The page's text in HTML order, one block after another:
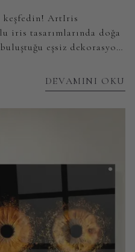
keşfedin! ArtIris
iris tasarımlarında doğa
eşsiz dekorasyon
DEVAMINI OKU